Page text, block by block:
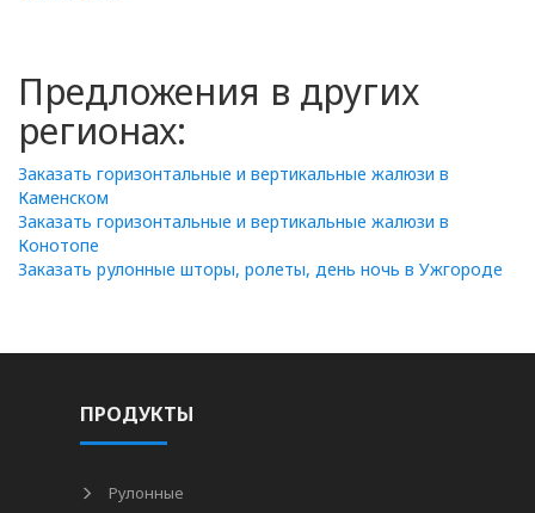
Предложения в других
регионах:
Заказать горизонтальные и вертикальные жалюзи в
Каменском
Заказать горизонтальные и вертикальные жалюзи в
Конотопе
Заказать рулонные шторы, ролеты, день ночь в Ужгороде
ПРОДУКТЫ
Рулонные